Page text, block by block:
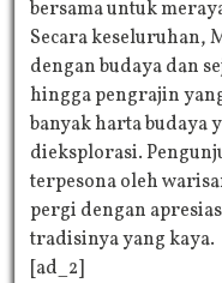
bersama untuk
Secara keseluruhan,
dengan budaya dan
hingga pengrajin
banyak harta budaya
dieksplorasi.
terpesona oleh
pergi dengan
tradisinya yang kaya.
[ad_2]